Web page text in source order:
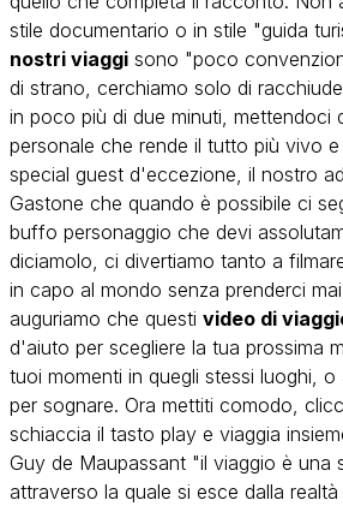
stile documentario o in stile "guida
nostri viaggi sono "poco
di strano, cerchiamo solo di
in poco più di due minuti, mettendoci
personale che rende il tutto più vivo
special guest d'eccezione, il nostro
Gastone che quando è possibile ci
buffo personaggio che devi
diciamolo, ci divertiamo tanto a
in capo al mondo senza prenderci
auguriamo che questi video di
d'aiuto per scegliere la tua prossima
tuoi momenti in quegli stessi luoghi,
per sognare. Ora mettiti comodo,
schiaccia il tasto play e viaggia
Guy de Maupassant "il viaggio è una
attraverso la quale si esce dalla